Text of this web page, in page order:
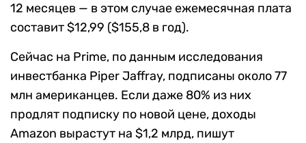
12 месяцев — в этом случае ежемесячная плата
составит $12,99 ($155,8 в год).
Сейчас на Prime, по данным исследования
инвестбанка Piper Jaffray, подписаны около 77
млн американцев. Если даже 80% из них
продлят подписку по новой цене, доходы
Amazon вырастут на $1,2 млрд, пишут